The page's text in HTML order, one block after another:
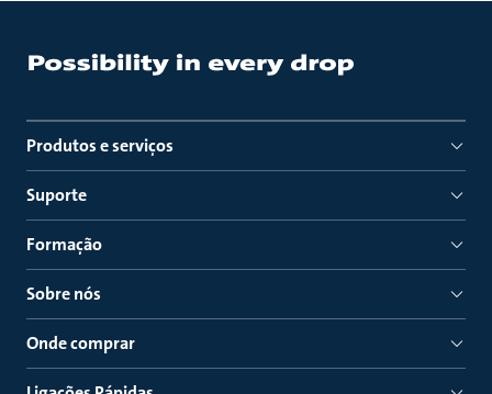
Produtos e serviços
Suporte
Formação
Sobre nós
Onde comprar